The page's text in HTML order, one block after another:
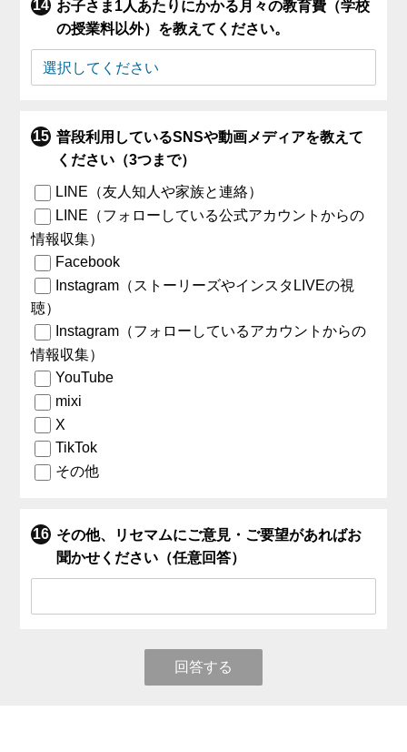
お子さま1人あたりにかかる月々の教育費（学校
の授業料以外）を教えてください。
普段利用しているSNSや動画メディアを教えて
ください（3つまで）
LINE（友人知人や家族と連絡）
LINE（フォローしている公式アカウントからの
情報収集）
Facebook
Instagram（ストーリーズやインスタLIVEの視
聴）
Instagram（フォローしているアカウントからの
情報収集）
YouTube
mixi
X
TikTok
その他
その他、リセマムにご意見・ご要望があればお
聞かせください（任意回答）
回答する